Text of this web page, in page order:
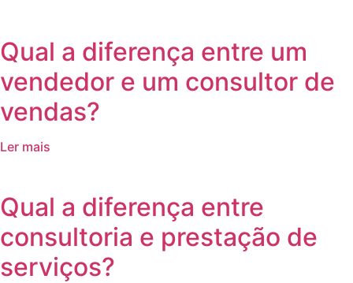
Qual a diferença entre um
vendedor e um consultor de
vendas?
Ler mais
Qual a diferença entre
consultoria e prestação de
serviços?